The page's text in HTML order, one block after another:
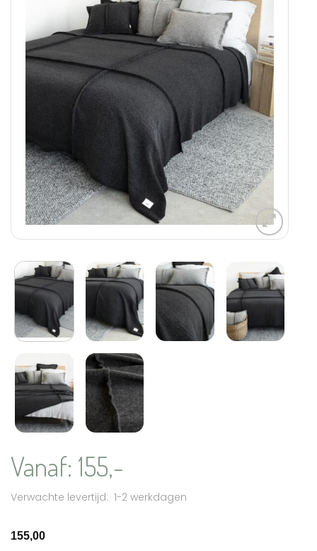
Aan
verlanglijst
toevoegen
Vanaf: 155,-
1-2 werkdagen
155,00